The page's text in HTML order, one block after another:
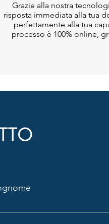
Grazie alla nostra
risposta immediata alla tua
perfettamente alla tua
processo è 100% online,